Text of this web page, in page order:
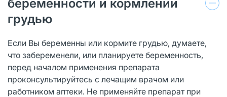
беременности и кормлении
грудью
Если Вы беременны или кормите грудью, думаете,
что забеременели, или планируете беременность,
перед началом применения препарата
проконсультируйтесь с лечащим врачом или
работником аптеки. Не применяйте препарат при